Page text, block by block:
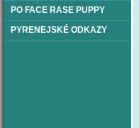
PO FACE RASE PUPPY
PYRENEJSKÉ ODKAZY